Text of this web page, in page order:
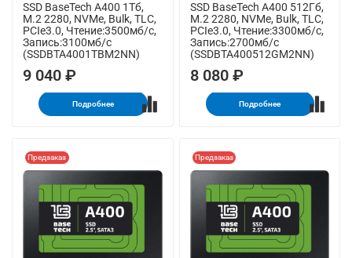
SSD BaseTech A400 1Тб,
M.2 2280, NVMe, Bulk, TLC,
PCIe3.0, Чтение:3500мб/с,
Запись:3100мб/с
(SSDBTA4001TBM2NN)
9 040 ₽
Подробнее
SSD BaseTech A400 512Гб,
M.2 2280, NVMe, Bulk, TLC,
PCIe3.0, Чтение:3300мб/с,
Запись:2700мб/с
(SSDBTA400512GM2NN)
8 080 ₽
Подробнее
Предзаказ Предзаказ